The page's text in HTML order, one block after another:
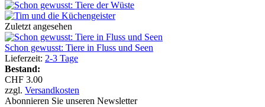
Zuletzt angesehen
Schon gewusst: Tiere in Fluss und Seen
Lieferzeit: 2-3 Tage
Bestand:
CHF 3.00
zzgl. Versandkosten
Abonnieren Sie unseren Newsletter